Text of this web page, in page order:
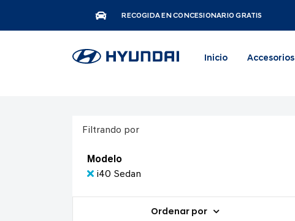
RECOGIDA EN CONCESIONARIO GRATIS
Inicio Accesorios
Filtrando por
Modelo
i40 Sedan
Ordenar por